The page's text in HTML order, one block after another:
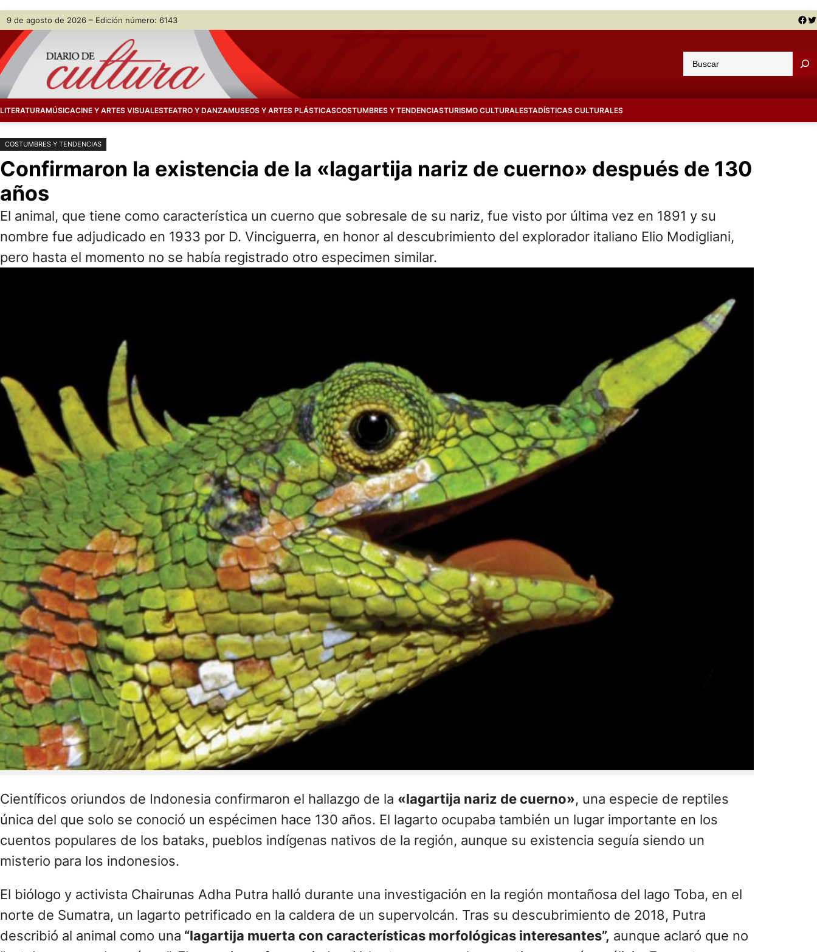
Saltar
contenido
Skip
content
9 de agosto de 2026 – Edición número: 6143 Facebook Twitter
u
a
LITERATURAMÚSICACINE Y ARTES VISUALESTEATRO Y DANZAMUSEOS Y ARTES PLÁSTICASCOSTUMBRES Y TENDENCIASTURISMO CULTURALESTADÍSTICAS CULTURALES
COSTUMBRES Y TENDENCIAS
Confirmaron la existencia de la «lagartija nariz de cuerno» después de 130
años
El animal, que tiene como característica un cuerno que sobresale de su nariz, fue visto por última vez en 1891 y su
nombre fue adjudicado en 1933 por D. Vinciguerra, en honor al descubrimiento del explorador italiano Elio Modigliani,
pero hasta el momento no se había registrado otro especimen similar.
Científicos oriundos de Indonesia confirmaron el hallazgo de la «lagartija nariz de cuerno», una especie de reptiles
única del que solo se conoció un espécimen hace 130 años. El lagarto ocupaba también un lugar importante en los
cuentos populares de los bataks, pueblos indígenas nativos de la región, aunque su existencia seguía siendo un
misterio para los indonesios.
El biólogo y activista Chairunas Adha Putra halló durante una investigación en la región montañosa del lago Toba, en el
norte de Sumatra, un lagarto petrificado en la caldera de un supervolcán. Tras su descubrimiento de 2018, Putra
describió al animal como una “lagartija muerta con características morfológicas interesantes”, aunque aclaró que no